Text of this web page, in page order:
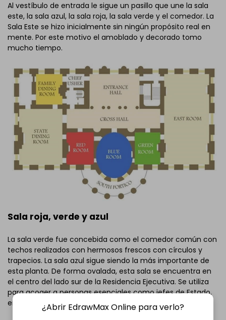
Al vestíbulo de entrada le sigue un pasillo que une la sala
este, la sala azul, la sala roja, la sala verde y el comedor. La
Sala Este se hizo inicialmente sin ningún propósito real en
mente. Por este motivo el amoblado y decorado tomo
mucho tiempo.
Sala roja, verde y azul
La sala verde fue concebida como el comedor común con
techos realizados con hermosos frescos con círculos y
trapecios. La sala azul sigue siendo la más importante de
esta planta. De forma ovalada, esta sala se encuentra en
el centro del lado sur de la Residencia Ejecutiva. Se utiliza
para acoger a personas esenciales como jefes de Estado,
embajadores, y demás.
¿Abrir EdrawMax Online para verlo?